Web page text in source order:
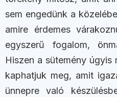
sem engedünk a
amire érdemes
egyszerű fogalom,
Hiszen a sütemény úgyis
kaphatjuk meg, amit
ünnepre való